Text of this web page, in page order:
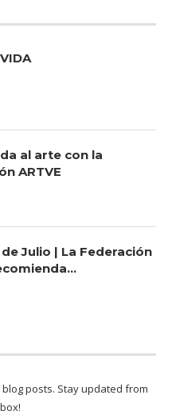
al arte con la
ARTVE
Julio | La Federación
posts. Stay updated from